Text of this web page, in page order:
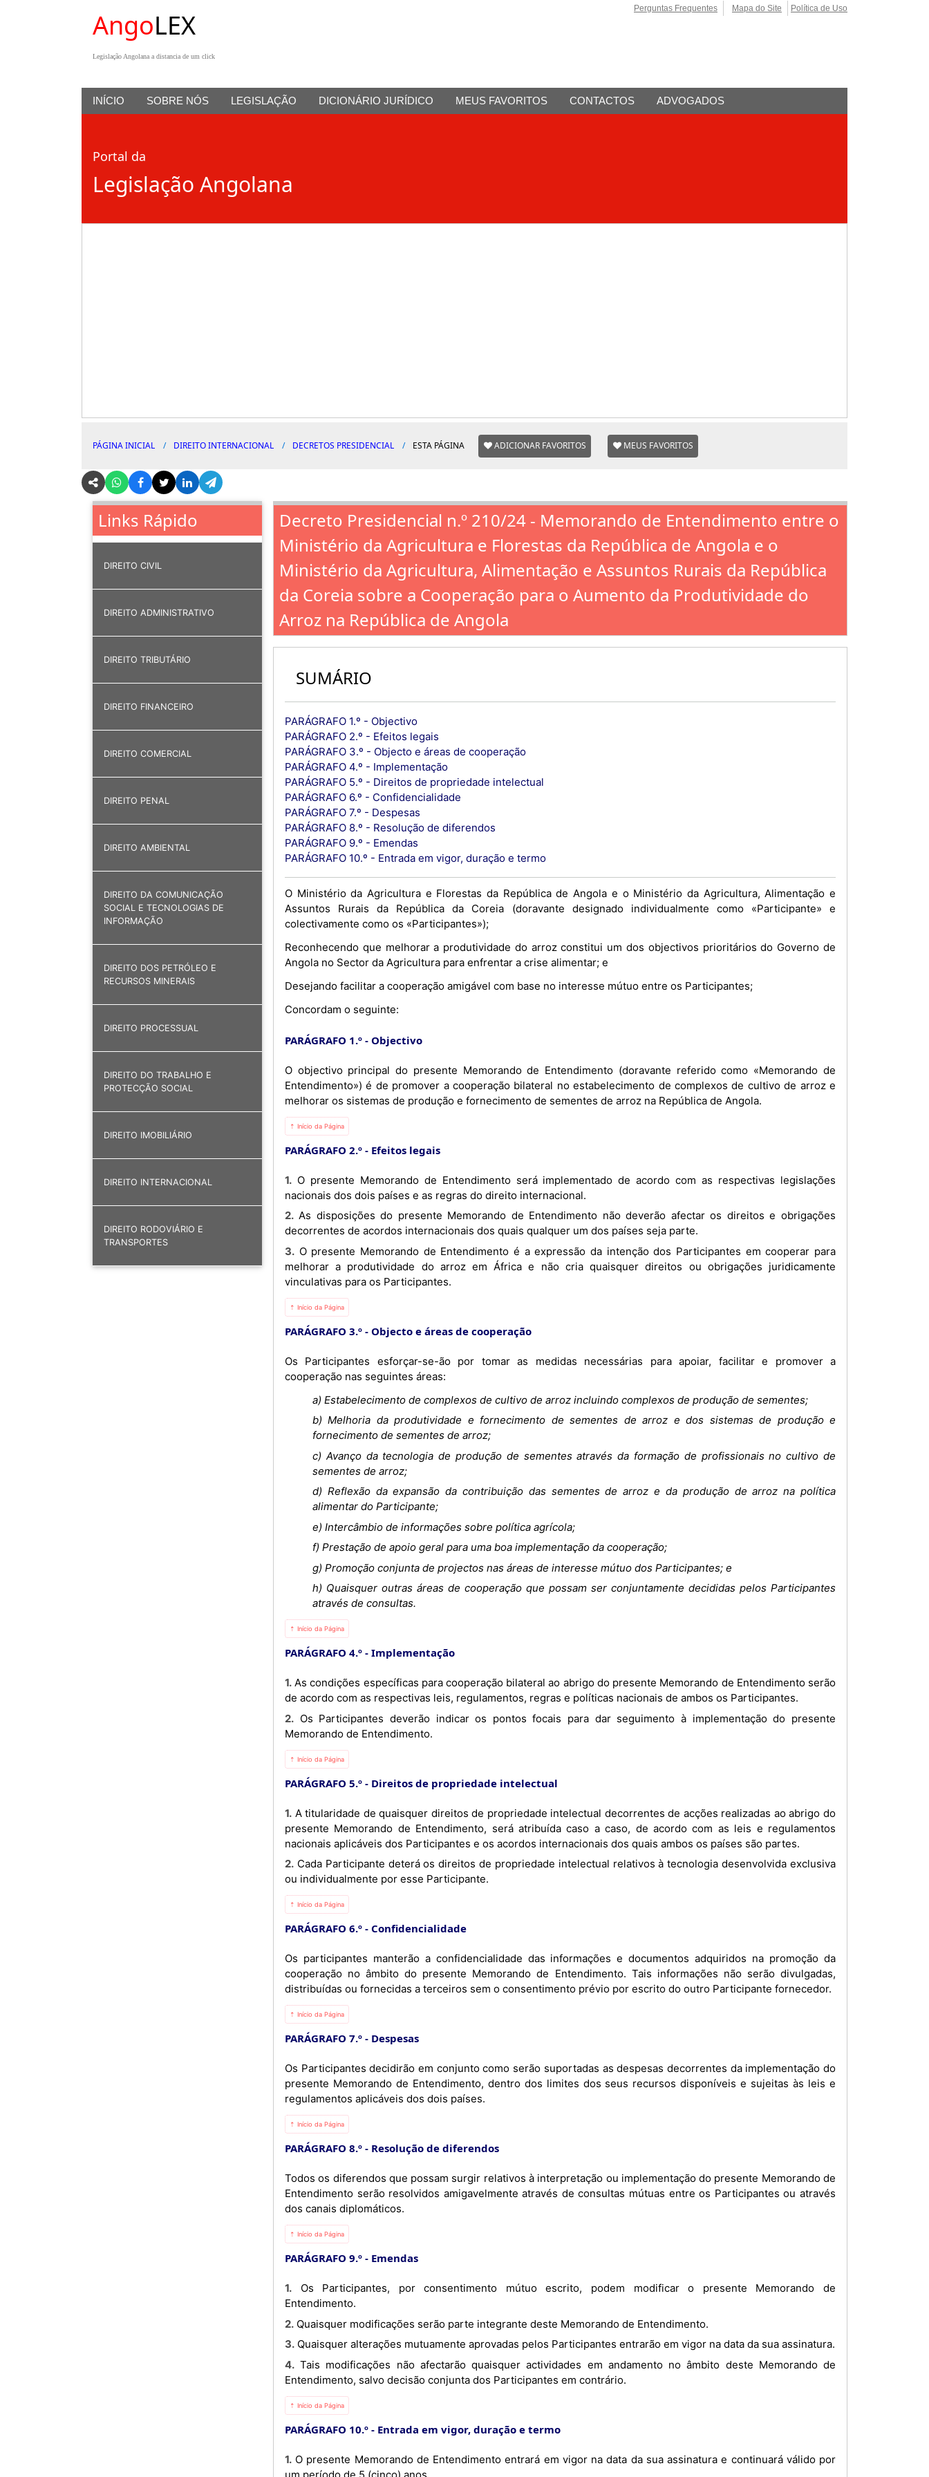
AngoLEX
Legislação Angolana a distancia de um click
Perguntas Frequentes Mapa do Site Política de Uso
INÍCIO SOBRE NÓS LEGISLAÇÃO DICIONÁRIO JURÍDICO MEUS FAVORITOS CONTACTOS ADVOGADOS
Portal da
Legislação Angolana
PÁGINA INICIAL DIREITO INTERNACIONAL DECRETOS PRESIDENCIAL ESTA PÁGINA ADICIONAR FAVORITOS MEUS FAVORITOS
Links Rápido
DIREITO CIVIL
DIREITO ADMINISTRATIVO
DIREITO TRIBUTÁRIO
DIREITO FINANCEIRO
DIREITO COMERCIAL
DIREITO PENAL
DIREITO AMBIENTAL
DIREITO DA COMUNICAÇÃO
SOCIAL E TECNOLOGIAS DE
INFORMAÇÃO
DIREITO DOS PETRÓLEO E
RECURSOS MINERAIS
DIREITO PROCESSUAL
DIREITO DO TRABALHO E
PROTECÇÃO SOCIAL
DIREITO IMOBILIÁRIO
DIREITO INTERNACIONAL
DIREITO RODOVIÁRIO E
TRANSPORTES
Decreto Presidencial n.º 210/24 - Memorando de Entendimento entre o
Ministério da Agricultura e Florestas da República de Angola e o
Ministério da Agricultura, Alimentação e Assuntos Rurais da República
da Coreia sobre a Cooperação para o Aumento da Produtividade do
Arroz na República de Angola
SUMÁRIO
PARÁGRAFO 1.º - Objectivo
PARÁGRAFO 2.º - Efeitos legais
PARÁGRAFO 3.º - Objecto e áreas de cooperação
PARÁGRAFO 4.º - Implementação
PARÁGRAFO 5.º - Direitos de propriedade intelectual
PARÁGRAFO 6.º - Confidencialidade
PARÁGRAFO 7.º - Despesas
PARÁGRAFO 8.º - Resolução de diferendos
PARÁGRAFO 9.º - Emendas
PARÁGRAFO 10.º - Entrada em vigor, duração e termo
O Ministério da Agricultura e Florestas da República de Angola e o Ministério da Agricultura, Alimentação e
Assuntos Rurais da República da Coreia (doravante designado individualmente como «Participante» e
colectivamente como os «Participantes»);
Reconhecendo que melhorar a produtividade do arroz constitui um dos objectivos prioritários do Governo de
Angola no Sector da Agricultura para enfrentar a crise alimentar; e
Desejando facilitar a cooperação amigável com base no interesse mútuo entre os Participantes;
Concordam o seguinte:
PARÁGRAFO 1.º - Objectivo
O objectivo principal do presente Memorando de Entendimento (doravante referido como «Memorando de
Entendimento») é de promover a cooperação bilateral no estabelecimento de complexos de cultivo de arroz e
melhorar os sistemas de produção e fornecimento de sementes de arroz na República de Angola.
⇡ Início da Página
PARÁGRAFO 2.º - Efeitos legais
1. O presente Memorando de Entendimento será implementado de acordo com as respectivas legislações
nacionais dos dois países e as regras do direito internacional.
2. As disposições do presente Memorando de Entendimento não deverão afectar os direitos e obrigações
decorrentes de acordos internacionais dos quais qualquer um dos países seja parte.
3. O presente Memorando de Entendimento é a expressão da intenção dos Participantes em cooperar para
melhorar a produtividade do arroz em África e não cria quaisquer direitos ou obrigações juridicamente
vinculativas para os Participantes.
⇡ Início da Página
PARÁGRAFO 3.º - Objecto e áreas de cooperação
Os Participantes esforçar-se-ão por tomar as medidas necessárias para apoiar, facilitar e promover a
cooperação nas seguintes áreas:
a) Estabelecimento de complexos de cultivo de arroz incluindo complexos de produção de sementes;
b) Melhoria da produtividade e fornecimento de sementes de arroz e dos sistemas de produção e
fornecimento de sementes de arroz;
c) Avanço da tecnologia de produção de sementes através da formação de profissionais no cultivo de
sementes de arroz;
d) Reflexão da expansão da contribuição das sementes de arroz e da produção de arroz na política
alimentar do Participante;
e) Intercâmbio de informações sobre política agrícola;
f) Prestação de apoio geral para uma boa implementação da cooperação;
g) Promoção conjunta de projectos nas áreas de interesse mútuo dos Participantes; e
h) Quaisquer outras áreas de cooperação que possam ser conjuntamente decididas pelos Participantes
através de consultas.
⇡ Início da Página
PARÁGRAFO 4.º - Implementação
1. As condições específicas para cooperação bilateral ao abrigo do presente Memorando de Entendimento serão
de acordo com as respectivas leis, regulamentos, regras e políticas nacionais de ambos os Participantes.
2. Os Participantes deverão indicar os pontos focais para dar seguimento à implementação do presente
Memorando de Entendimento.
⇡ Início da Página
PARÁGRAFO 5.º - Direitos de propriedade intelectual
1. A titularidade de quaisquer direitos de propriedade intelectual decorrentes de acções realizadas ao abrigo do
presente Memorando de Entendimento, será atribuída caso a caso, de acordo com as leis e regulamentos
nacionais aplicáveis dos Participantes e os acordos internacionais dos quais ambos os países são partes.
2. Cada Participante deterá os direitos de propriedade intelectual relativos à tecnologia desenvolvida exclusiva
ou individualmente por esse Participante.
⇡ Início da Página
PARÁGRAFO 6.º - Confidencialidade
Os participantes manterão a confidencialidade das informações e documentos adquiridos na promoção da
cooperação no âmbito do presente Memorando de Entendimento. Tais informações não serão divulgadas,
distribuídas ou fornecidas a terceiros sem o consentimento prévio por escrito do outro Participante fornecedor.
⇡ Início da Página
PARÁGRAFO 7.º - Despesas
Os Participantes decidirão em conjunto como serão suportadas as despesas decorrentes da implementação do
presente Memorando de Entendimento, dentro dos limites dos seus recursos disponíveis e sujeitas às leis e
regulamentos aplicáveis dos dois países.
⇡ Início da Página
PARÁGRAFO 8.º - Resolução de diferendos
Todos os diferendos que possam surgir relativos à interpretação ou implementação do presente Memorando de
Entendimento serão resolvidos amigavelmente através de consultas mútuas entre os Participantes ou através
dos canais diplomáticos.
⇡ Início da Página
PARÁGRAFO 9.º - Emendas
1. Os Participantes, por consentimento mútuo escrito, podem modificar o presente Memorando de
Entendimento.
2. Quaisquer modificações serão parte integrante deste Memorando de Entendimento.
3. Quaisquer alterações mutuamente aprovadas pelos Participantes entrarão em vigor na data da sua assinatura.
4. Tais modificações não afectarão quaisquer actividades em andamento no âmbito deste Memorando de
Entendimento, salvo decisão conjunta dos Participantes em contrário.
⇡ Início da Página
PARÁGRAFO 10.º - Entrada em vigor, duração e termo
1. O presente Memorando de Entendimento entrará em vigor na data da sua assinatura e continuará válido por
um período de 5 (cinco) anos.